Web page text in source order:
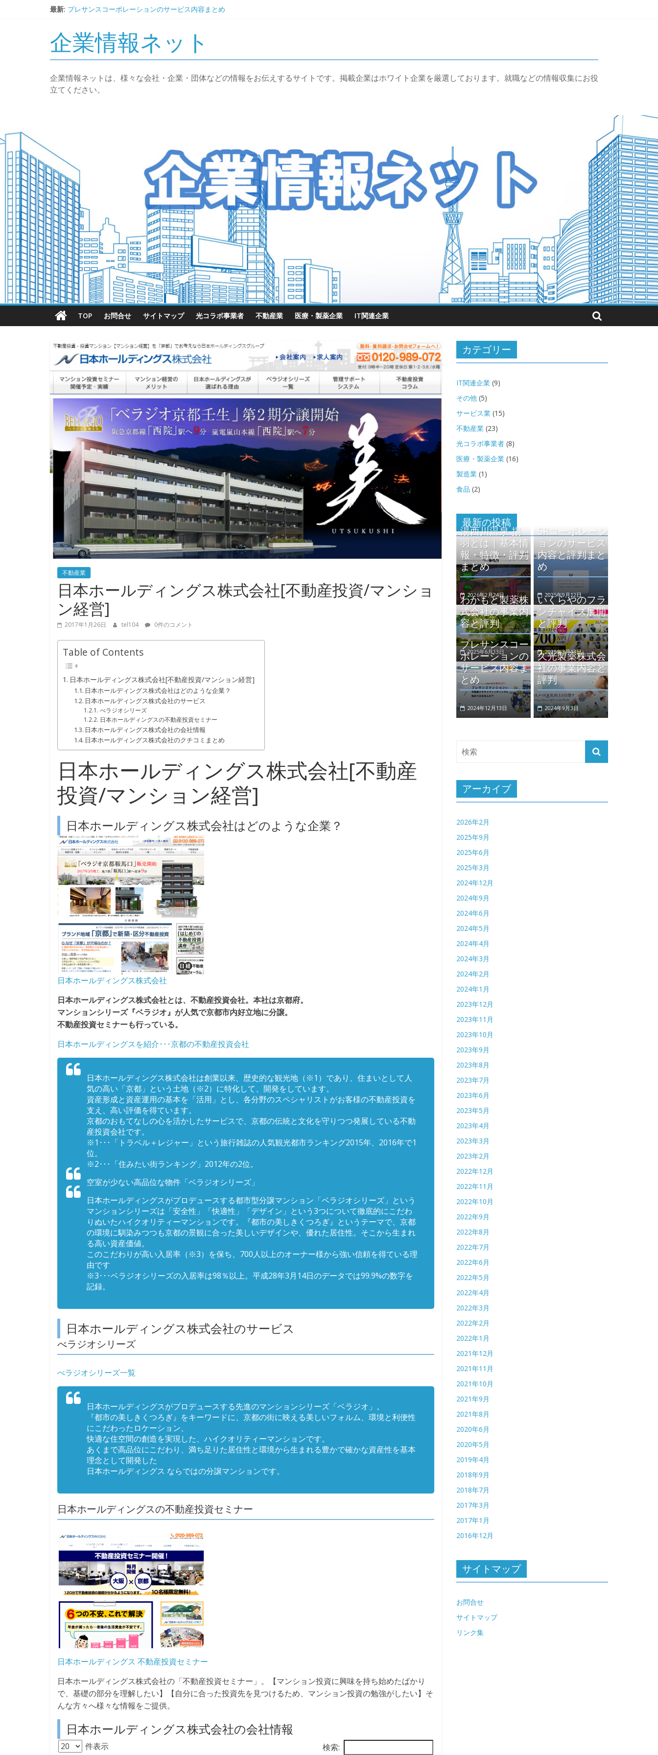
最新: プレサンスコーポレーションのサービス内容まとめ
SRコーポレーションのサービス内容と評判まとめ
わかもと製薬株式会社の事業内容と評判
いくらやのフランチャイズ展開と評判
企業情報ネット
企業情報ネットは、様々な会社・企業・団体などの情報をお伝えするサイトです。掲載企業はホワイト企業を厳選しております。就職などの情報収集にお役
立てください。
TOP お問合せ サイトマップ 光コラボ事業者 不動産業 医療・製薬企業 IT関連企業
不動産業
日本ホールディングス株式会社[不動産投資/マンショ
ン経営]
2017年1月26日 tel104 0件のコメント
Table of Contents
日本ホールディングス株式会社[不動産投資/マンション経営]
日本ホールディングス株式会社はどのような企業？
日本ホールディングス株式会社のサービス
べラジオシリーズ
日本ホールディングスの不動産投資セミナー
日本ホールディングス株式会社の会社情報
日本ホールディングス株式会社のクチコミまとめ
日本ホールディングス株式会社[不動産
投資/マンション経営]
日本ホールディングス株式会社はどのような企業？
日本ホールディングス株式会社
日本ホールディングス株式会社とは、不動産投資会社。本社は京都府。
マンションシリーズ『ベラジオ』が人気で京都市内好立地に分譲。
不動産投資セミナーも行っている。
日本ホールディングスを紹介･･･京都の不動産投資会社
日本ホールディングス株式会社は創業以来、歴史的な観光地（※1）であり、住まいとして人
気の高い「京都」という土地（※2）に特化して、開発をしています。
資産形成と資産運用の基本を「活用」とし、各分野のスペシャリストがお客様の不動産投資を
支え、高い評価を得ています。
京都のおもてなしの心を活かしたサービスで、京都の伝統と文化を守りつつ発展している不動
産投資会社です。
※1･･･「トラベル＋レジャー」という旅行雑誌の人気観光都市ランキング2015年、2016年で1
位。
※2･･･「住みたい街ランキング」2012年の2位。
空室が少ない高品位な物件「ベラジオシリーズ」
日本ホールディングスがプロデュースする都市型分譲マンション「ベラジオシリーズ」という
マンションシリーズは「安全性」「快適性」「デザイン」という3つについて徹底的にこだわ
りぬいたハイクオリティーマンションです。『都市の美しきくつろぎ』というテーマで、京都
の環境に馴染みつつも京都の景観に合った美しいデザインや、優れた居住性。そこから生まれ
る高い資産価値。
このこだわりが高い入居率（※3）を保ち、700人以上のオーナー様から強い信頼を得ている理
由です
※3･･･ベラジオシリーズの入居率は98％以上。平成28年3月14日のデータでは99.9%の数字を
記録。
日本ホールディングス株式会社のサービス
べラジオシリーズ
べラジオシリーズ一覧
日本ホールディングスがプロデュースする先進のマンションシリーズ「ベラジオ」。
『都市の美しきくつろぎ』をキーワードに、京都の街に映える美しいフォルム、環境と利便性
にこだわったロケーション、
快適な住空間の創造を実現した、ハイクオリティーマンションです。
あくまで高品位にこだわり、満ち足りた居住性と環境から生まれる豊かで確かな資産性を基本
理念として開発した
日本ホールディングス ならではの分譲マンションです。
日本ホールディングスの不動産投資セミナー
日本ホールディングス 不動産投資セミナー
日本ホールディングス株式会社の「不動産投資セミナー」。【マンション投資に興味を持ち始めたばかり
で、基礎の部分を理解したい】【自分に合った投資先を見つけるため、マンション投資の勉強がしたい】そ
んな方々へ様々な情報をご提供。
日本ホールディングス株式会社の会社情報
件表示 検索:
カテゴリー
IT関連企業 (9)
その他 (5)
サービス業 (15)
不動産業 (23)
光コラボ事業者 (8)
医療・製薬企業 (16)
製造業 (1)
食品 (2)
最新の投稿
湯西川温泉 揚
羽とは｜基本情
報・特徴・評判
まとめ
2026年2月24日
SRコーポレーシ
ョンのサービス
内容と評判まと
め
2025年9月12日
わかもと製薬株
式会社の事業内
容と評判
2025年6月13日
いくらやのフラ
ンチャイズ展開
と評判
2025年3月13日
プレサンスコー
ポレーションの
サービス内容ま
とめ
2024年12月13日
久光製薬株式会
社の事業内容と
評判
2024年9月3日
アーカイブ
2026年2月
2025年9月
2025年6月
2025年3月
2024年12月
2024年9月
2024年6月
2024年5月
2024年4月
2024年3月
2024年2月
2024年1月
2023年12月
2023年11月
2023年10月
2023年9月
2023年8月
2023年7月
2023年6月
2023年5月
2023年4月
2023年3月
2023年2月
2022年12月
2022年11月
2022年10月
2022年9月
2022年8月
2022年7月
2022年6月
2022年5月
2022年4月
2022年3月
2022年2月
2022年1月
2021年12月
2021年11月
2021年10月
2021年9月
2021年8月
2020年6月
2020年5月
2019年4月
2018年9月
2018年7月
2017年3月
2017年1月
2016年12月
サイトマップ
お問合せ
サイトマップ
リンク集